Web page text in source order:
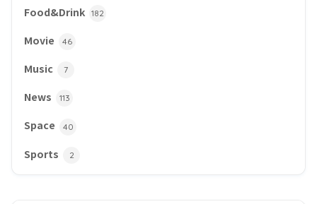
Food&Drink 182
Movie 46
Music 7
News 113
Space 40
Sports 2